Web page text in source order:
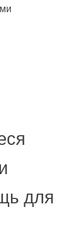
для